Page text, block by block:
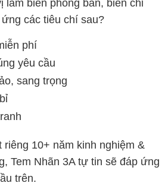
làm biển phòng ban, biển chỉ
các tiêu chí sau?
phí
yêu cầu
sang trọng
10+ năm kinh nghiệm &
Tem Nhãn 3A tự tin sẽ đáp ứng
trên.